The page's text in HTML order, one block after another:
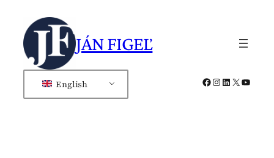
content
JÁN FIGEĽ
English Facebook
Instagram
LinkedIn
X